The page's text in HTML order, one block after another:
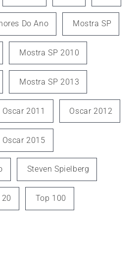
Do Ano Mostra SP
Mostra SP 2010
Mostra SP 2013
Oscar 2011 Oscar 2012
Oscar 2015
Steven Spielberg
Top 100